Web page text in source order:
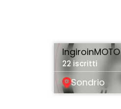
IngiroinMOTO
22 iscritti
Sondrio